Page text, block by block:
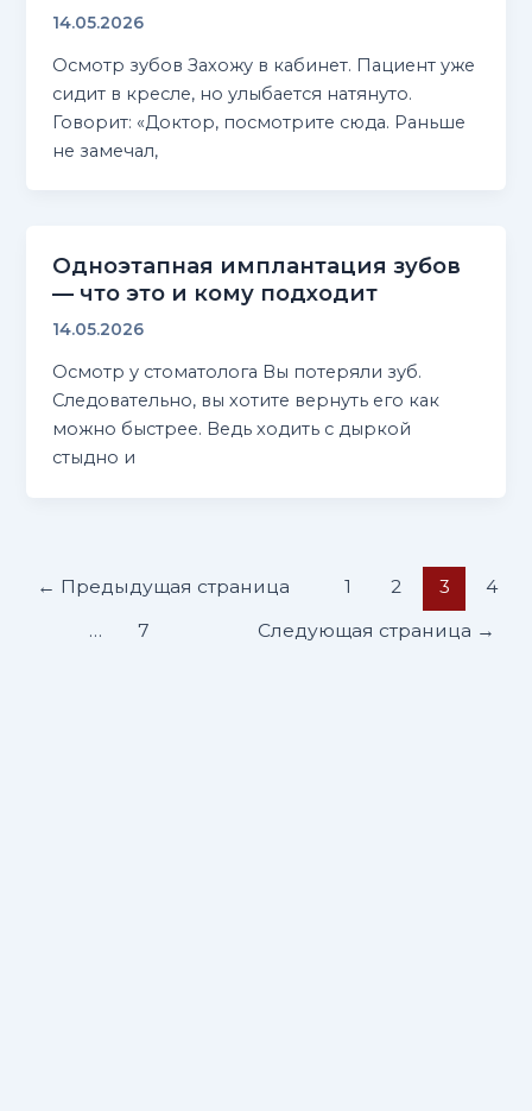
14.05.2026
Осмотр зубов Захожу в кабинет. Пациент уже
сидит в кресле, но улыбается натянуто.
Говорит: «Доктор, посмотрите сюда. Раньше
не замечал,
Одноэтапная имплантация зубов
— что это и кому подходит
14.05.2026
Осмотр у стоматолога Вы потеряли зуб.
Следовательно, вы хотите вернуть его как
можно быстрее. Ведь ходить с дыркой
стыдно и
← Предыдущая страница 1 2 3
4
…
7 Следующая страница →